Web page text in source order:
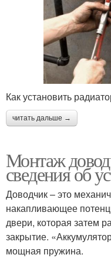
Как установить
читать дальше →
Монтаж
сведения об
Доводчик – это
накапливающее
двери, которая затем
закрытие.
мощная пружина.